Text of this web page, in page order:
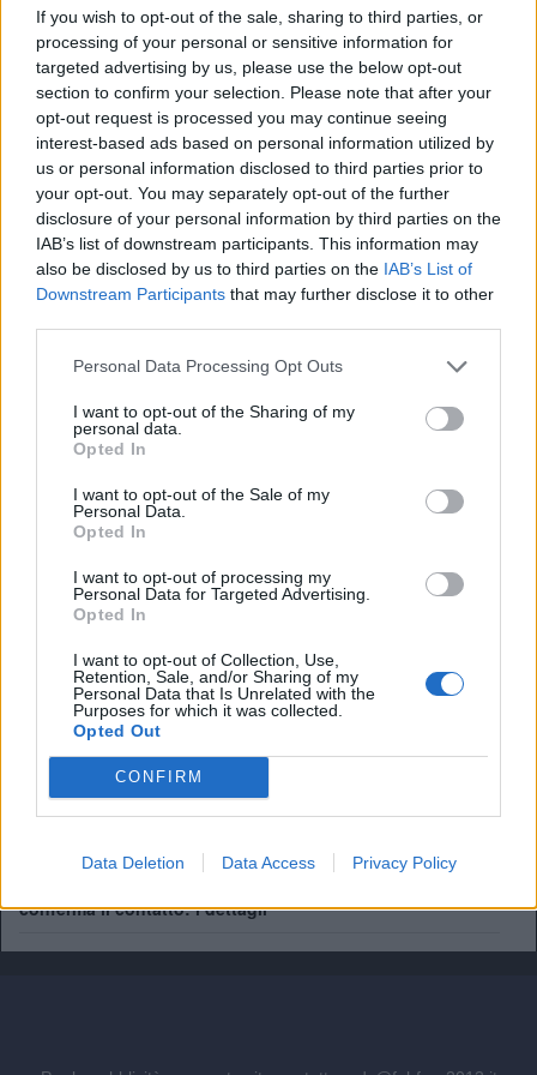
If you wish to opt-out of the sale, sharing to third parties, or
processing of your personal or sensitive information for
targeted advertising by us, please use the below opt-out
section to confirm your selection. Please note that after your
opt-out request is processed you may continue seeing
interest-based ads based on personal information utilized by
us or personal information disclosed to third parties prior to
your opt-out. You may separately opt-out of the further
disclosure of your personal information by third parties on the
IAB’s list of downstream participants. This information may
also be disclosed by us to third parties on the IAB’s List of
Downstream Participants that may further disclose it to other
Personal Data Processing Opt Outs
I want to opt-out of the Sharing of my
personal data.
Opted In
I want to opt-out of the Sale of my
Personal Data.
Opted In
I want to opt-out of processing my
Personal Data for Targeted Advertising.
Opted In
I want to opt-out of Collection, Use,
Retention, Sale, and/or Sharing of my
Personal Data that Is Unrelated with the
Purposes for which it was collected.
Opted Out
CONFIRM
Data Deletion Data Access Privacy Policy
Paul Pogbaè stato uno dei migliori centrocampisti degli
ultimi 10 anni. Il fracese però non scende in campo da
quasi due anni, dopo la squalifica per doping. Il ban è stato
ridotto da 4 anni a 18 mesi, e per questo dallo scorso
inverno può tornare a giocare. In questa stagione non ha
trovato l’accordo per tornare in campo. Tanti club,
soprattutto dagli Stati Uniti, lo osservano. Nelle ultime ore,
secondo ilDaily Mail , si è fatto vivo ilMonaco
riportarlo in Francia, dopo che nel 2009 lasciò il Le Havre
per accasarsi al Manchester United. Pogba sui propri
social in questi mesi ha messo in mostra la sua condizione
della Roma, e suo ex compagno,Paulo Dybala. Molti
tifosi giallorossi nei commenti hanno palesato la loro
curiosità di vederli di nuovo assieme. Rivedremo Pogba
calcare i campi della Champions League?
Carragher: "Pensavo che Salah fosse migliore di così"
Salah, che entusiasmo al Trabzonspor: ma quanto
guadagnerà?
Ex Premier - Mohamed Salah riparte dalla Turchia:
ingaggio record e tifosi in delirio
Ex Premier, Douglas Luiz chiaro sul suo futuro: "Voglio la
conferma il contatto: i dettagli